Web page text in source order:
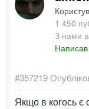
1 450
З нами
#357219
Якщо в когось